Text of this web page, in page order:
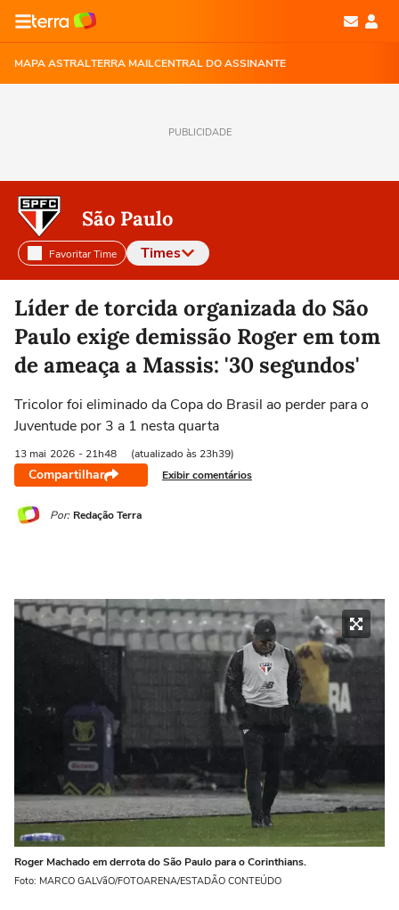
MAPA ASTRALTERRA MAILCENTRAL DO ASSINANTE
PUBLICIDADE
São Paulo
Favoritar Time Times
Selecione o time para ver as notícias
Líder de torcida organizada do São
Paulo exige demissão Roger em tom
de ameaça a Massis: '30 segundos'
Tricolor foi eliminado da Copa do Brasil ao perder para o
Juventude por 3 a 1 nesta quarta
13 mai 2026 - 21h48 (atualizado às 23h39)
Compartilhar Exibir comentários
Por: Redação Terra
Roger Machado em derrota do São Paulo para o Corinthians.
Foto: MARCO GALVãO/FOTOARENA/ESTADÃO CONTEÚDO